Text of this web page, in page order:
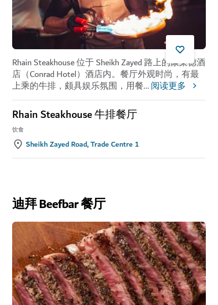
Rhain Steakhouse 位于 Sheikh Zayed 路上的康莱德酒
店（Conrad Hotel）酒店内。餐厅外观时尚，有最
上乘的牛排，颇具娱乐氛围，用餐...阅读更多
Rhain Steakhouse 牛排餐厅
饮食
Sheikh Zayed Road, Trade Centre 1
迪拜 Beefbar 餐厅